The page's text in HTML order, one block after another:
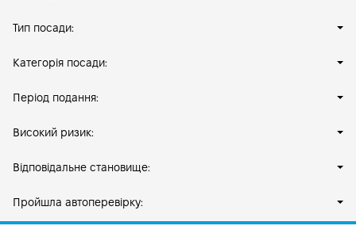
Тип посади:
Категорія посади:
Період подання:
Високий ризик:
Відповідальне становище:
Пройшла автоперевірку: